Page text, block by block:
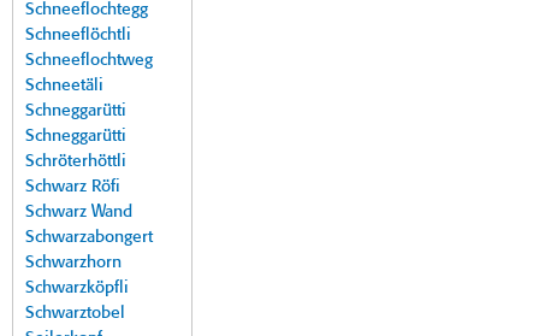
Schneeflochtegg
Schneeflöchtli
Schneeflochtweg
Schneetäli
Schneggarütti
Schneggarütti
Schröterhöttli
Schwarz Röfi
Schwarz Wand
Schwarzabongert
Schwarzhorn
Schwarzköpfli
Schwarztobel